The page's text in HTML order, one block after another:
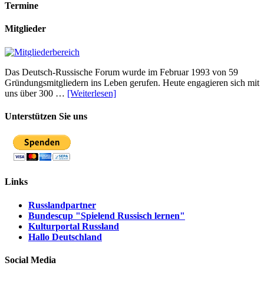
Termine
Mitglieder
Das Deutsch-Russische Forum wurde im Februar 1993 von 59
Gründungsmitgliedern ins Leben gerufen. Heute engagieren sich mit
uns über 300 … [Weiterlesen]
Unterstützen Sie uns
Links
Russlandpartner
Bundescup "Spielend Russisch lernen"
Kulturportal Russland
Hallo Deutschland
Social Media